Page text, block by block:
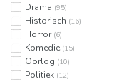
Drama (95)
Historisch (16)
Horror (6)
Komedie (15)
Oorlog (10)
Politiek (12)